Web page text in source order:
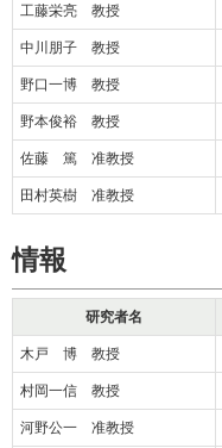
工藤栄亮 教授
中川朋子 教授
野口一博 教授
野本俊裕 教授
佐藤 篤 准教授
田村英樹 准教授
情報
研究者名
木戸 博 教授
村岡一信 教授
河野公一 准教授